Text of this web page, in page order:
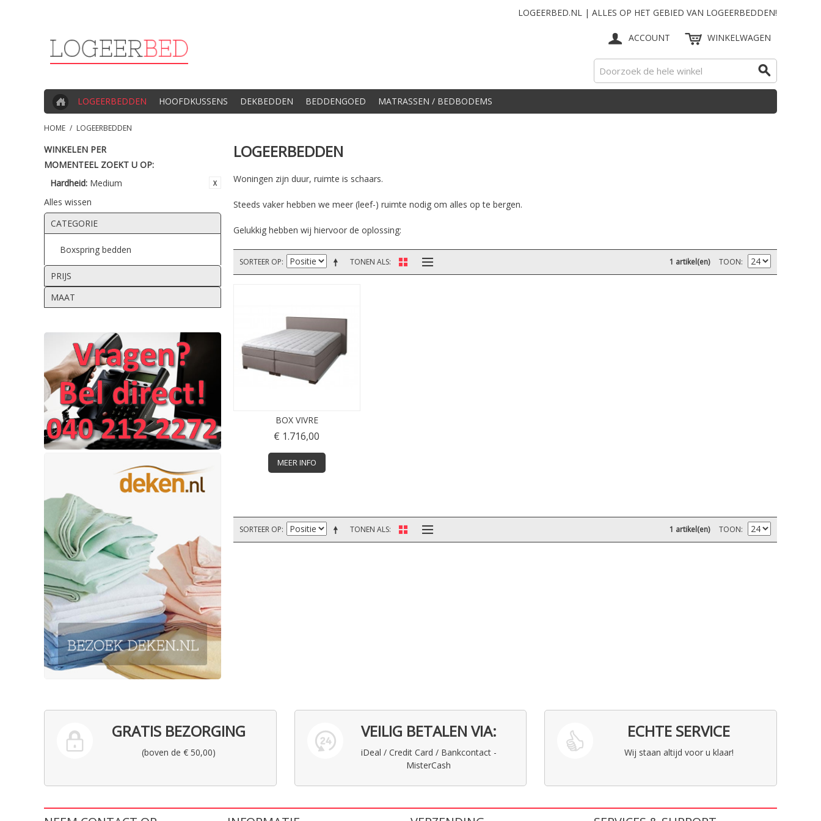
LOGEERBED.NL | ALLES OP HET GEBIED VAN LOGEERBEDDEN!
ACCOUNT WINKELWAGEN
LOGEERBEDDEN HOOFDKUSSENS DEKBEDDEN BEDDENGOED MATRASSEN / BEDBODEMS
HOME / LOGEERBEDDEN
WINKELEN PER
MOMENTEEL ZOEKT U OP:
Hardheid: Medium
Alles wissen
CATEGORIE
Boxspring bedden
PRIJS
MAAT
LOGEERBEDDEN
Woningen zijn duur, ruimte is schaars.
Steeds vaker hebben we meer (leef-) ruimte nodig om alles op te bergen.
Gelukkig hebben wij hiervoor de oplossing:
TONEN ALS
SORTEER OP 1 artikel(en) TOON
BOX VIVRE
€ 1.716,00
MEER INFO
TONEN ALS
SORTEER OP 1 artikel(en) TOON
GRATIS BEZORGING
(boven de € 50,00)
VEILIG BETALEN VIA:
iDeal / Credit Card / Bankcontact -
MisterCash
ECHTE SERVICE
Wij staan altijd voor u klaar!